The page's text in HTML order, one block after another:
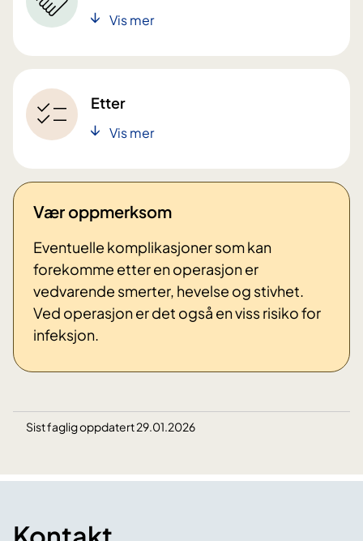
Vis mer
Etter
Vis mer
Vær oppmerksom
Eventuelle komplikasjoner som kan
forekomme etter en operasjon er
vedvarende smerter, hevelse og stivhet.
Ved operasjon er det også en viss risiko for
infeksjon.
Sist faglig oppdatert 29.01.2026